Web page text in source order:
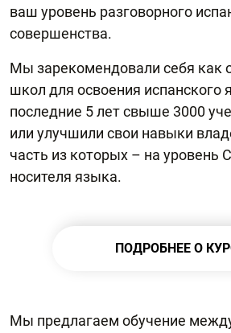
ваш уровень разговорного
совершенства.
Мы зарекомендовали себя как
школ для освоения испанского
последние 5 лет свыше 3000
или улучшили свои навыки
часть из которых – на уровень
носителя языка.
ПОДРОБНЕЕ О
Мы предлагаем обучение